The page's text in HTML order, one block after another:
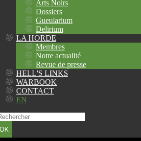
Arts Noirs
Dossiers
Gueularium
Delirium
LA HORDE
Membres
Notre actualité
Revue de presse
HELL'S LINKS
WARBOOK
CONTACT
EN
OK